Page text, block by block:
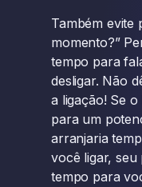
Também evite
momento?”
tempo para
desligar. Não
a ligação! Se
para um
arranjaria
você ligar,
tempo para